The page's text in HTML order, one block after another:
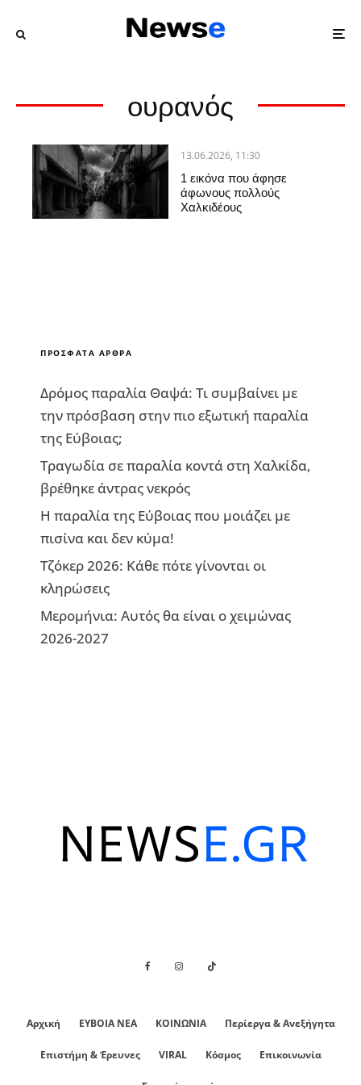
ουρανός
13.06.2026, 11:30
1 εικόνα που άφησε
άφωνους πολλούς
Χαλκιδέους
ΠΡΌΣΦΑΤΑ ΆΡΘΡΑ
Δρόμος παραλία Θαψά: Τι συμβαίνει με
την πρόσβαση στην πιο εξωτική παραλία
της Εύβοιας;
Τραγωδία σε παραλία κοντά στη Χαλκίδα,
βρέθηκε άντρας νεκρός
Η παραλία της Εύβοιας που μοιάζει με
πισίνα και δεν κύμα!
Τζόκερ 2026: Κάθε πότε γίνονται οι
κληρώσεις
Μερομήνια: Αυτός θα είναι ο χειμώνας
2026-2027
Αρχική ΕΥΒΟΙΑ ΝΕΑ ΚΟΙΝΩΝΙΑ Περίεργα & Ανεξήγητα
Επιστήμη & Έρευνες VIRAL Κόσμος Επικοινωνία